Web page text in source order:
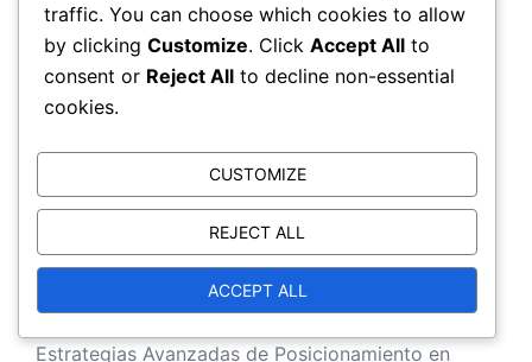
Dinámicas de Posicionamiento del Equipo en
Voleibol: Interacciones, Comunicación, Efectividad
Escenarios de Juego Defensivo en Voleibol:
Estrategias
Posicionamiento Rotacional en Voleibol: Ajustes,
Movimiento de Jugadores, Escenarios de Juego
Estrategias defensivas: Formaciones,
Posicionamiento de jugadores, Efectividad
Estrategias Avanzadas de Posicionamiento en
traffic. You can choose which cookies to allow
by clicking Customize. Click Accept All to
consent or Reject All to decline non-essential
cookies.
CUSTOMIZE
REJECT ALL
ACCEPT ALL